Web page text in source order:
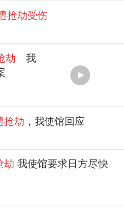
抢劫受伤
劫 我
抢劫 ，我使馆回应
劫 我使馆要求日方尽快